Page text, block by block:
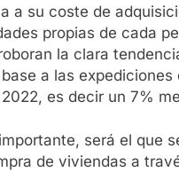
a su coste de
propias de cada
la clara
a las
es decir un 7%
será el que
de viviendas a